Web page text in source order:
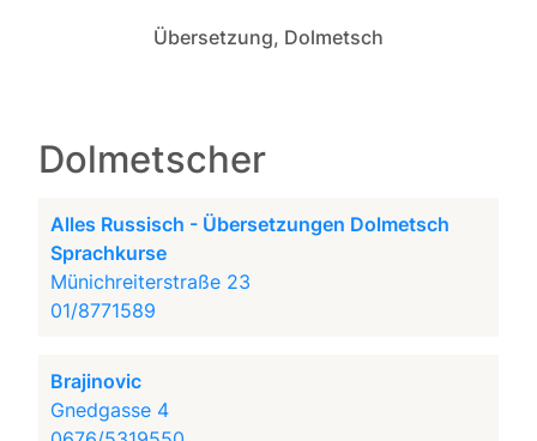
Übersetzung, Dolmetsch
Dolmetscher
Alles Russisch - Übersetzungen Dolmetsch
Sprachkurse
Münichreiterstraße 23
01/8771589
Brajinovic
Gnedgasse 4